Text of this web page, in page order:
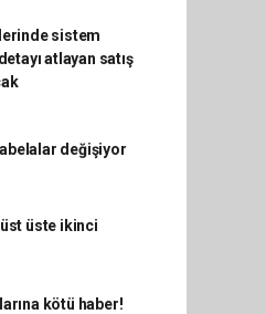
sistem
atlayan satış
değişiyor
üste ikinci
kötü haber!